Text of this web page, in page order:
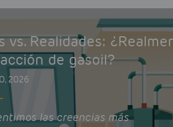
vs. Realidades:
de gasoil?
2026
las creencias más